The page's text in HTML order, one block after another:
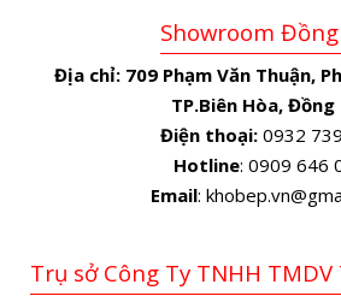
Showroom
Địa chỉ: 709 Phạm Văn Thuận,
TP.Biên Hòa, Đồng
Điện thoại:0932
Hotline: 0909 646
Email:
Trụ sở Công Ty TNHH TMDV